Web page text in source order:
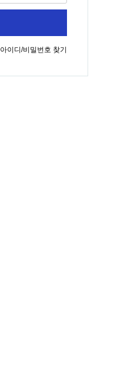
아이디/비밀번호 찾기